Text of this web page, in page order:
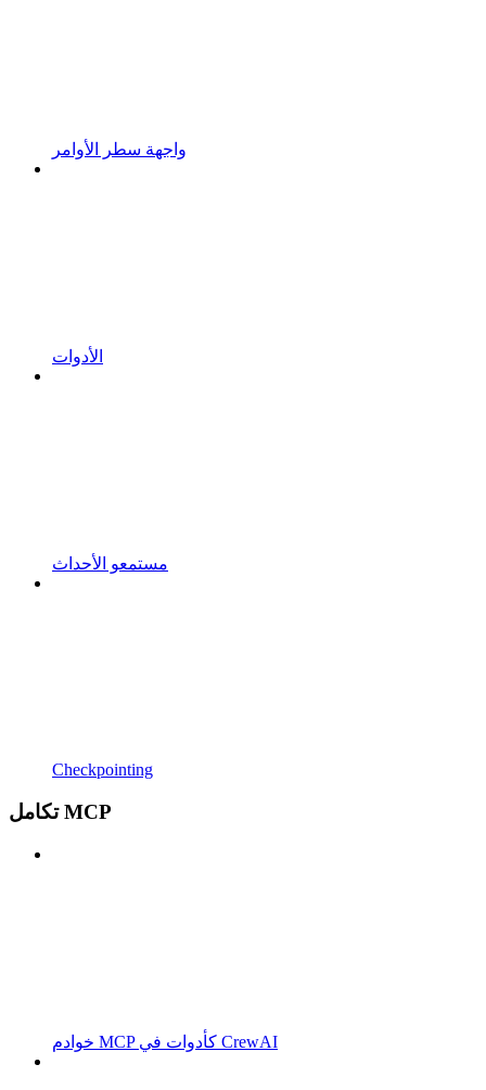
واجهة سطر الأوامر
الأدوات
مستمعو الأحداث
Checkpointing
تكامل MCP
خوادم MCP كأدوات في CrewAI